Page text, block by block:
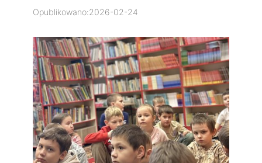
Opublikowano:2026-02-24